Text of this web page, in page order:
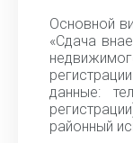
Основной
«Сдача
данные:
районный